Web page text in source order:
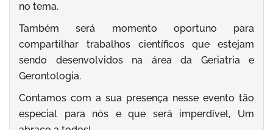
no tema.
Também será momento oportuno para
compartilhar trabalhos científicos que estejam
sendo desenvolvidos na área da Geriatria e
Gerontologia.
Contamos com a sua presença nesse evento tão
especial para nós e que será imperdível, Um